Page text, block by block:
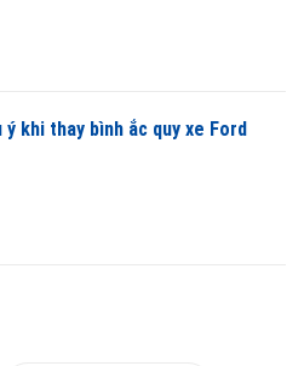
ý khi thay bình ắc quy xe Ford